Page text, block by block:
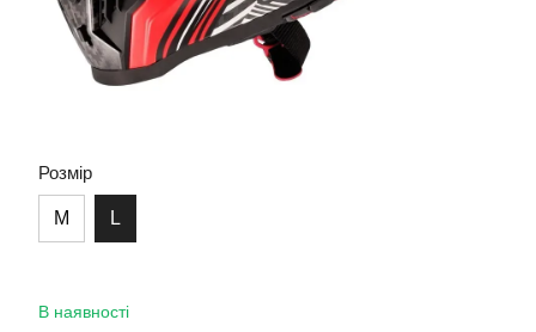
Розмір
M L
В наявності